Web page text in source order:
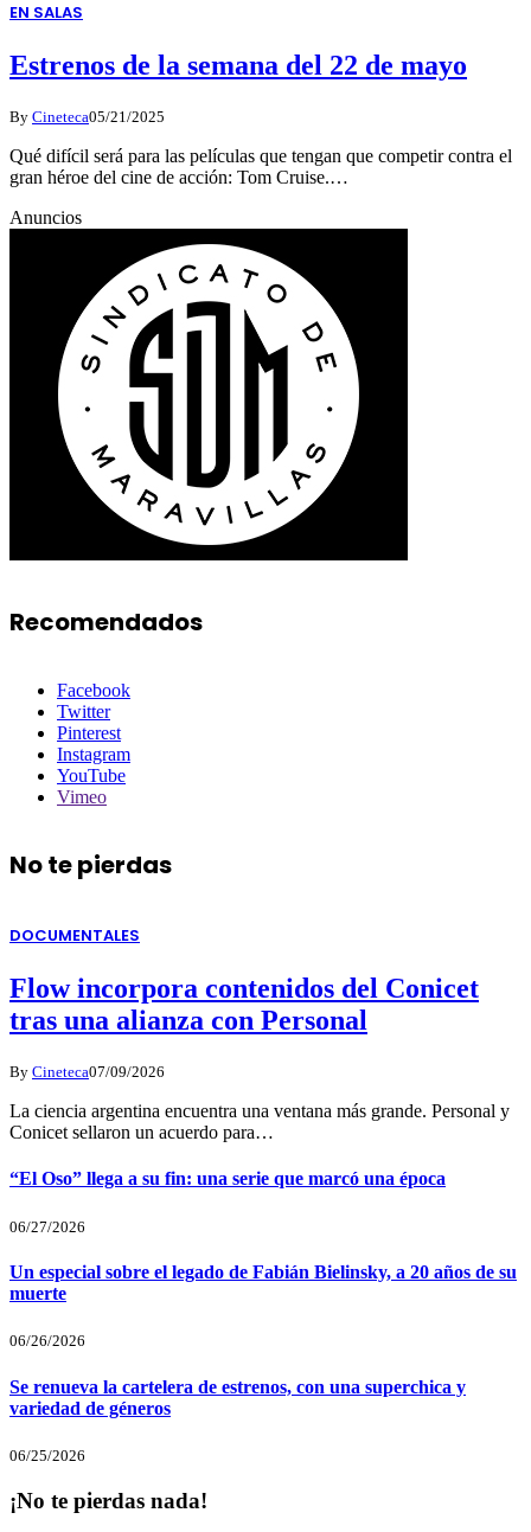
EN SALAS
Estrenos de la semana del 22 de mayo
By Cineteca05/21/2025
Qué difícil será para las películas que tengan que competir contra el
gran héroe del cine de acción: Tom Cruise.…
Anuncios
Recomendados
Facebook
Twitter
Pinterest
Instagram
YouTube
Vimeo
No te pierdas
DOCUMENTALES
Flow incorpora contenidos del Conicet
tras una alianza con Personal
By Cineteca07/09/2026
La ciencia argentina encuentra una ventana más grande. Personal y
Conicet sellaron un acuerdo para…
“El Oso” llega a su fin: una serie que marcó una época
06/27/2026
Un especial sobre el legado de Fabián Bielinsky, a 20 años de su
muerte
06/26/2026
Se renueva la cartelera de estrenos, con una superchica y
variedad de géneros
06/25/2026
¡No te pierdas nada!